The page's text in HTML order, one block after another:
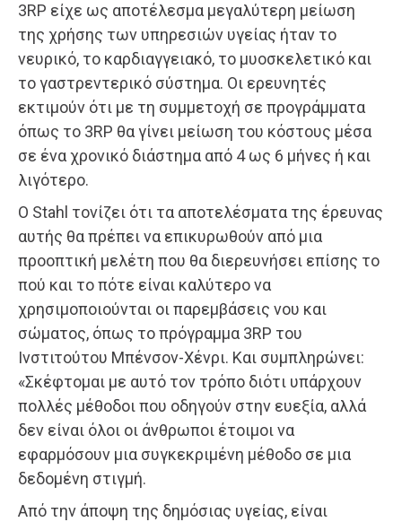
3RP είχε ως αποτέλεσμα μεγαλύτερη μείωση
της χρήσης των υπηρεσιών υγείας ήταν το
νευρικό, το καρδιαγγειακό, το μυοσκελετικό και
το γαστρεντερικό σύστημα. Οι ερευνητές
εκτιμούν ότι με τη συμμετοχή σε προγράμματα
όπως το 3RP θα γίνει μείωση του κόστους μέσα
σε ένα χρονικό διάστημα από 4 ως 6 μήνες ή και
λιγότερο.
Ο Stahl τονίζει ότι τα αποτελέσματα της έρευνας
αυτής θα πρέπει να επικυρωθούν από μια
προοπτική μελέτη που θα διερευνήσει επίσης το
πού και το πότε είναι καλύτερο να
χρησιμοποιούνται οι παρεμβάσεις νου και
σώματος, όπως το πρόγραμμα 3RP του
Ινστιτούτου Μπένσον-Χένρι. Και συμπληρώνει:
«Σκέφτομαι με αυτό τον τρόπο διότι υπάρχουν
πολλές μέθοδοι που οδηγούν στην ευεξία, αλλά
δεν είναι όλοι οι άνθρωποι έτοιμοι να
εφαρμόσουν μια συγκεκριμένη μέθοδο σε μια
δεδομένη στιγμή.
Από την άποψη της δημόσιας υγείας, είναι